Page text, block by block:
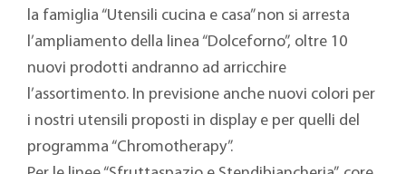
la famiglia “Utensili cucina e casa” non si arresta
l’ampliamento della linea “Dolceforno”, oltre 10
nuovi prodotti andranno ad arricchire
l’assortimento. In previsione anche nuovi colori per
i nostri utensili proposti in display e per quelli del
programma “Chromotherapy”.